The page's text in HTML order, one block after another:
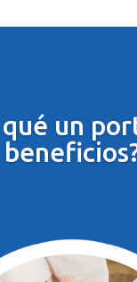
qué un